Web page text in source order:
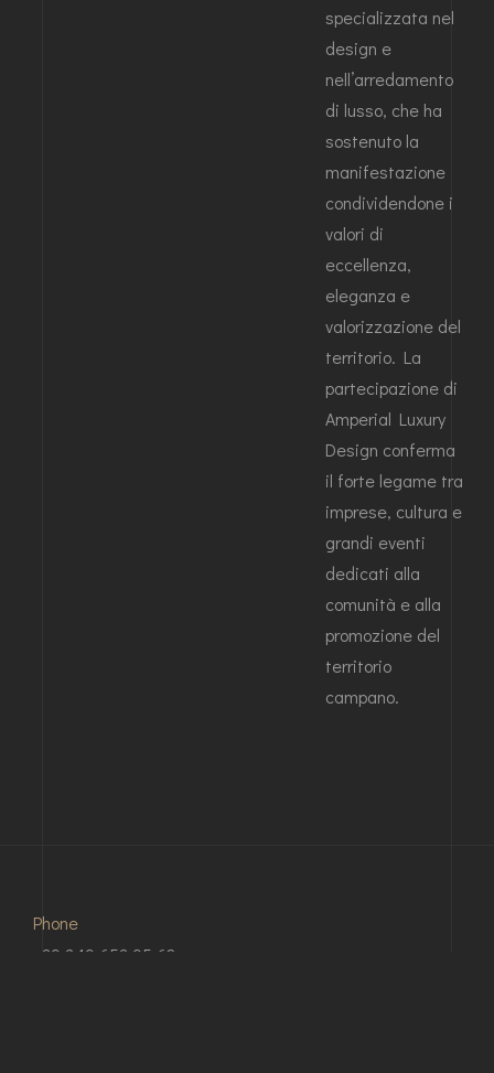
specializzata nel
design e
nell’arredamento
di lusso, che ha
sostenuto la
manifestazione
condividendone i
valori di
eccellenza,
eleganza e
valorizzazione del
territorio. La
partecipazione di
Amperial Luxury
Design conferma
il forte legame tra
imprese, cultura e
grandi eventi
dedicati alla
comunità e alla
promozione del
territorio
campano.
Phone
+39 349 653 95 62